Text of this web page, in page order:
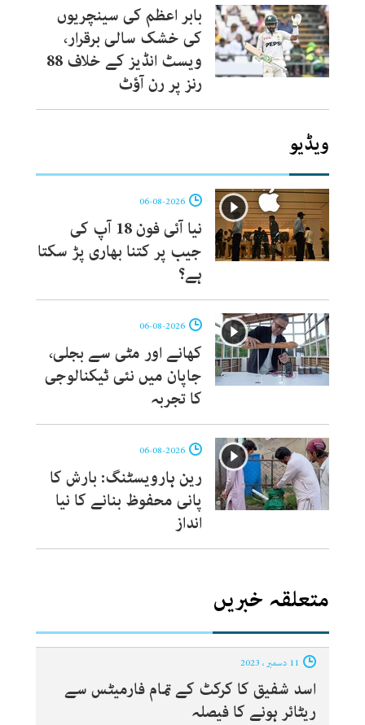
بابر اعظم کی سینچریوں
کی خشک سالی برقرار،
ویسٹ انڈیز کے خلاف 88
رنز پر رن آؤٹ
ویڈیو
نیا آئی فون 18 آپ کی
جیب پر کتنا بھاری پڑ سکتا
ہے؟
کھانے اور مٹی سے بجلی،
جاپان میں نئی ٹیکنالوجی
کا تجربہ
رین ہارویسٹنگ: بارش کا
پانی محفوظ بنانے کا نیا
انداز
متعلقہ خبریں
اسد شفیق کا کرکٹ کے تمام فارمیٹس سے
ریٹائر ہونے کا فیصلہ